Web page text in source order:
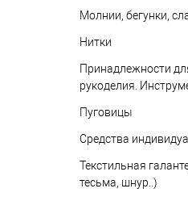
Молнии, бегунки,
Нитки
Принадлежности
рукоделия.
Пуговицы
Средства
Текстильная
тесьма, шнур..)